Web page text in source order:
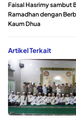
Faisal Hasrimy sambut
Ramadhan dengan
Kaum Dhua
Artikel Terkait